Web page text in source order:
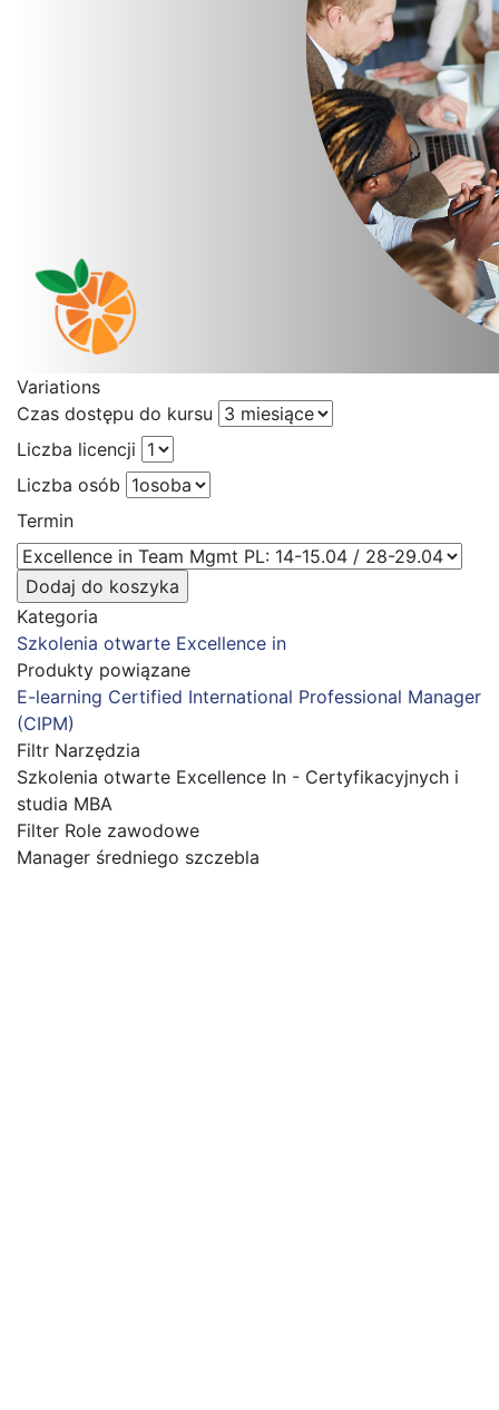
Variations
Czas dostępu do kursu
Liczba licencji
Liczba osób
Termin
Kategoria
Szkolenia otwarte Excellence in
Produkty powiązane
E-learning Certified International Professional Manager
(CIPM)
Filtr Narzędzia
Szkolenia otwarte Excellence In - Certyfikacyjnych i
studia MBA
Filter Role zawodowe
Manager średniego szczebla